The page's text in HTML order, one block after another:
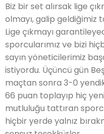
Biz bir set alırsak lige
olmayı, galip geldiğimiz
Lige çıkmayı
sporcularımız ve bizi
sayın yöneticilerimiz
istiyordu. Üçüncü gün
maçtan sonra 3-0
66 puan toplayıp hiç
mutluluğu tattıran
hiçbir yerde yalnız